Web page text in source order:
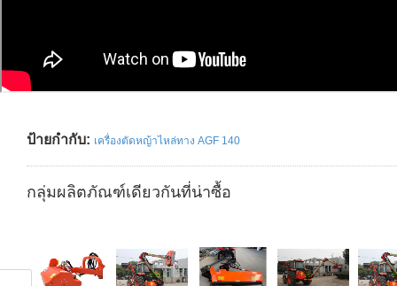
ป้ายกำกับ: เครื่องตัดหญ้าไหล่ทาง AGF 140
กลุ่มผลิตภัณฑ์เดียวกันที่น่าซื้อ